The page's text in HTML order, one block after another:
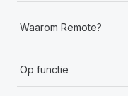
Waarom Remote?
Op functie